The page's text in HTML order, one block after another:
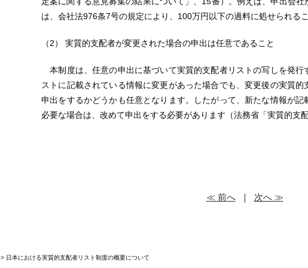
> 日本における実質的支配者リスト制度の概要について
は、会社法976条7号の規定により、100万円以下の過料に処せられるこ
（2） 実質的支配者が変更された場合の申出は任意であること
本制度は、任意の申出に基づいて実質的支配者リストの写しを発行
ストに記載されている情報に変更があった場合でも、変更後の実質
申出をするかどうかも任意となります。したがって、新たな情報が
必要な場合は、改めて申出をする必要があります（法務省「実質的支
≪ 前へ｜ 次へ ≫